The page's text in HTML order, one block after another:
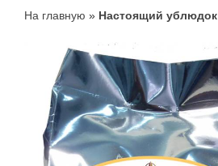
На главную » Настоящий ублюдок